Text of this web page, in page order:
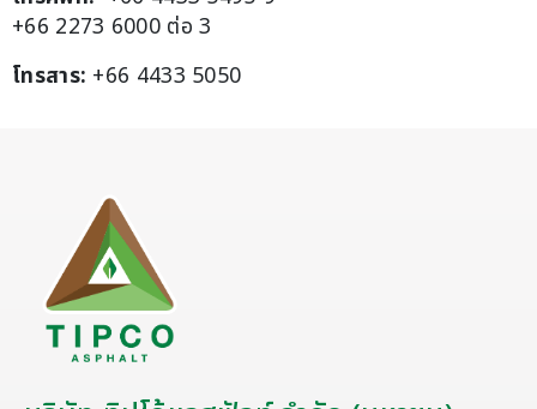
+66 2273 6000 ต่อ 3
โทรสาร: +66 4433 5050